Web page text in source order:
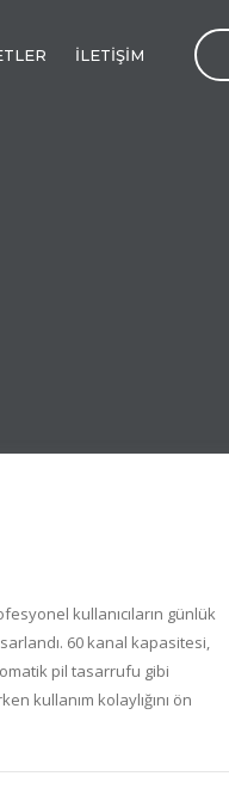
İLETİŞİM
kullanıcıların günlük
60 kanal kapasitesi,
pil tasarrufu gibi
kullanım kolaylığını ön